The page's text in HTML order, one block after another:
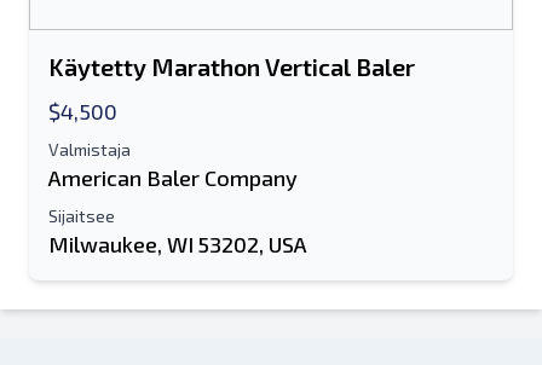
Käytetty Marathon Vertical Baler
$4,500
Valmistaja
American Baler Company
Sijaitsee
Milwaukee, WI 53202, USA